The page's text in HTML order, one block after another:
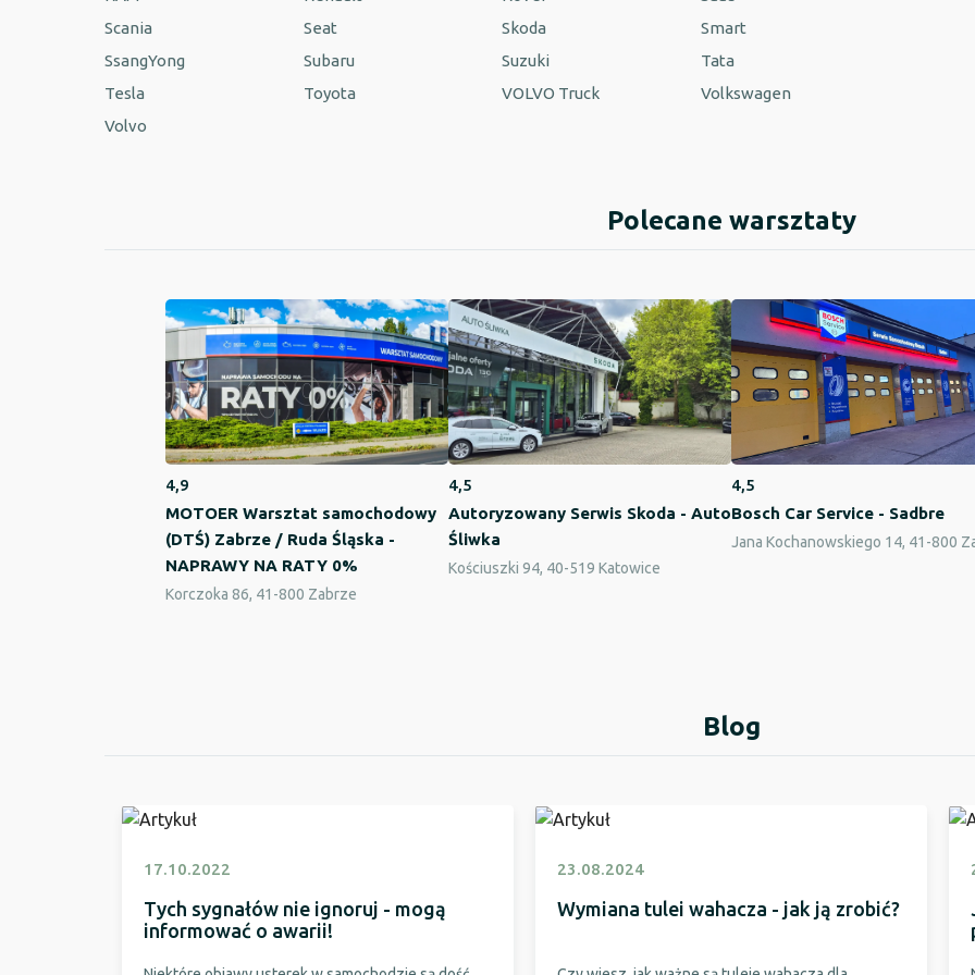
Scania
Seat Skoda
Smart
SsangYong
Subaru Suzuki
Tata
Tesla
Toyota VOLVO Truck
Volkswagen
Volvo
Polecane warsztaty
4,9
MOTOER Warsztat samochodowy
(DTŚ) Zabrze / Ruda Śląska -
NAPRAWY NA RATY 0%
Korczoka 86, 41-800 Zabrze
4,5
Autoryzowany Serwis Skoda - Auto
Śliwka
Kościuszki 94, 40-519 Katowice
4,5
Bosch Car Service - Sadbre
Jana Kochanowskiego 14, 41-800
Blog
17.10.2022
Tych sygnałów nie ignoruj - mogą
informować o awarii!
23.08.2024
Wymiana tulei wahacza - jak ją zrobić?